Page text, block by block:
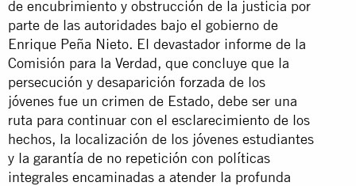
de encubrimiento y obstrucción de la justicia por
parte de las autoridades bajo el gobierno de
Enrique Peña Nieto. El devastador informe de la
Comisión para la Verdad, que concluye que la
persecución y desaparición forzada de los
jóvenes fue un crimen de Estado, debe ser una
ruta para continuar con el esclarecimiento de los
hechos, la localización de los jóvenes estudiantes
y la garantía de no repetición con políticas
integrales encaminadas a atender la profunda